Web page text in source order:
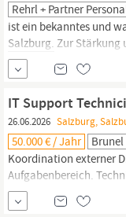
Rehrl + Partner
ist ein bekanntes und
Salzburg. Zur Stärkung
Organisationsstruktur
Abteilungsleitung
Bereichen Infrastruktur
IT Support
26.06.2026 Salzburg,
50.000 € / Jahr Brunel
Koordination externer
Aufgabenbereich.
und gepflegt, während
Compliance-Richtlinien